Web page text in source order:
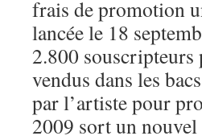
frais de promotion
lancée le 18
2.800
vendus dans les
par l’artiste pour
2009 sort un